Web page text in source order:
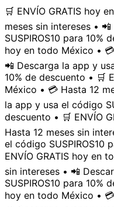
🛒 ENVÍO GRATIS hoy
meses sin intereses •
SUSPIROS10 para 10%
hoy en todo México •
📲 Descarga la app y
10% de descuento • 🛒
México • 💳 Hasta 12
la app y usa el código
descuento • 🛒 ENVÍO
Hasta 12 meses sin
el código SUSPIROS10
ENVÍO GRATIS hoy en
sin intereses • 📲
SUSPIROS10 para 10%
hoy en todo México •